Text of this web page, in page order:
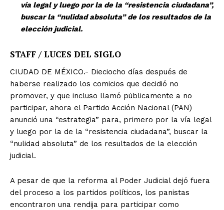
vía legal y luego por la de la “resistencia ciudadana”,
buscar la “nulidad absoluta” de los resultados de la
elección judicial.
STAFF / LUCES DEL SIGLO
CIUDAD DE MÉXICO.- Dieciocho días después de
haberse realizado los comicios que decidió no
promover, y que incluso llamó públicamente a no
participar, ahora el Partido Acción Nacional (PAN)
anunció una “estrategia” para, primero por la vía legal
y luego por la de la “resistencia ciudadana”, buscar la
“nulidad absoluta” de los resultados de la elección
judicial.
A pesar de que la reforma al Poder Judicial dejó fuera
del proceso a los partidos políticos, los panistas
encontraron una rendija para participar como